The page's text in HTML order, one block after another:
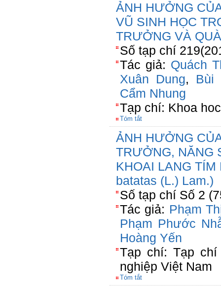
ẢNH HƯỞNG
VŨ SINH HỌC
TRƯỞNG VÀ
Số tạp chí
Tác giả: Quách
Xuân Dung, Bùi
Cẩm Nhung
Tạp chí: Khoa
Tóm tắt
ẢNH HƯỞNG
TRƯỞNG, NĂNG
KHOAI LANG
batatas (L.) Lam.)
Số tạp chí Số 2
Tác giả: Phạm
Phạm Phước
Hoàng Yến
Tạp chí: Tạp chí
nghiệp Việt Nam
Tóm tắt